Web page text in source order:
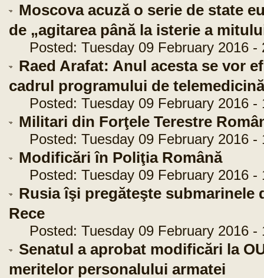
Moscova acuză o serie de state
de „agitarea până la isterie a
Posted: Tuesday 09 February 2016 -
Raed Arafat: Anul acesta se vor
cadrul programului de
Posted: Tuesday 09 February 2016 -
Militari din Forţele Terestre
Posted: Tuesday 09 February 2016 -
Modificări în Poliţia Română
Posted: Tuesday 09 February 2016 -
Rusia îşi pregăteşte
Rece
Posted: Tuesday 09 February 2016 -
Senatul a aprobat modificări la
meritelor personalului armatei